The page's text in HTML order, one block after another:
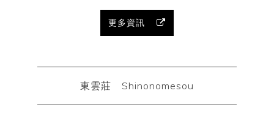
更多資訊
東雲莊 Shinonomesou